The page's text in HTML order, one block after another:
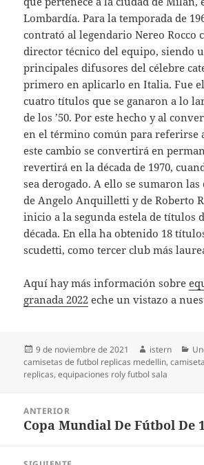
Lombardía. Para la temporada de
contrató al legendario Nereo Rocco
director técnico del equipo, siendo
principales difusores del célebre
primero en aplicarlo en Italia. Fue
cuatro títulos que se ganaron a lo
de los ’50. Por este hecho y al
en el término común para referirse
este cambio se convertirá en
revertirá en la década de 1970,
sea derogado. A ello se sumaron
de Angelo Anquilletti y de Roberto
inicio a la segunda estela de títulos
década. En ella ha obtenido 18
scudetti, como tercer club más
Aquí hay más información sobre
granada 2022 eche un vistazo a
Publicado
el
9 de noviembre de 2021 Autor
istern
camisetas de futbol replicas medellin,
replicas,equipaciones roly futbol sala
entradas
ANTERIOR
Entrada
Copa Mundial De Fútbol De